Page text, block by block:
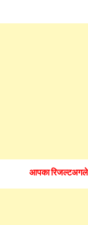
आपकारिजल्ट